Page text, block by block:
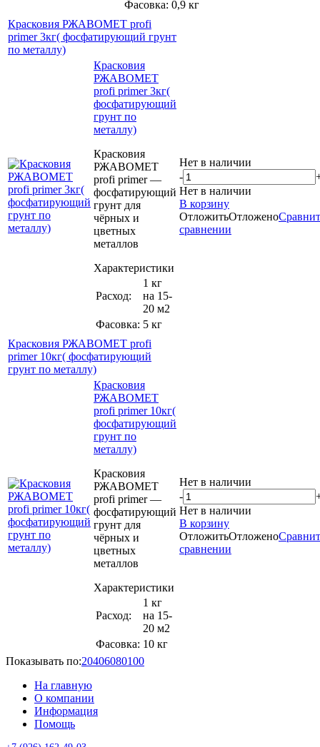
Фасовка: 0,9 кг
Красковия РЖАВОМЕТ profi
primer 3кг( фосфатирующий грунт
по металлу)
Красковия
РЖАВОМЕТ
profi primer 3кг(
фосфатирующий
грунт по
металлу)
Красковия
РЖАВОМЕТ
profi primer —
фосфатирующий
грунт для
чёрных и
цветных
металлов
Характеристики
Расход:
1 кг
на 15-
20 м2
Фасовка: 5 кг
Нет в наличии
-
Нет в наличии
В корзину
ОтложитьОтложено
сравнении
Красковия РЖАВОМЕТ profi
primer 10кг( фосфатирующий
грунт по металлу)
Красковия
РЖАВОМЕТ
profi primer 10кг(
фосфатирующий
грунт по
металлу)
Красковия
РЖАВОМЕТ
profi primer —
фосфатирующий
грунт для
чёрных и
цветных
металлов
Характеристики
Расход:
1 кг
на 15-
20 м2
Фасовка: 10 кг
Нет в наличии
-
Нет в наличии
В корзину
ОтложитьОтложено
сравнении
Показывать по:20406080100
На главную
О компании
Информация
Помощь